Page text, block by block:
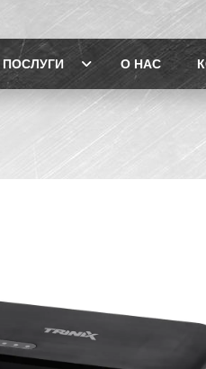
ПОСЛУГИ О НАС